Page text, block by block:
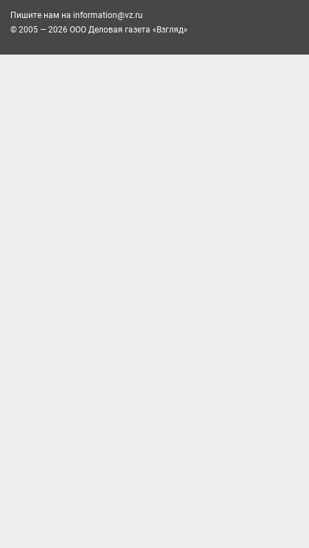
Пишите нам на information@vz.ru
© 2005 — 2026 ООО Деловая газета «Взгляд»